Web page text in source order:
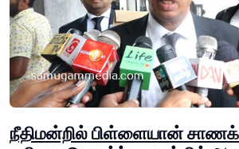
நீதிமன்றில் பிள்ளையான்